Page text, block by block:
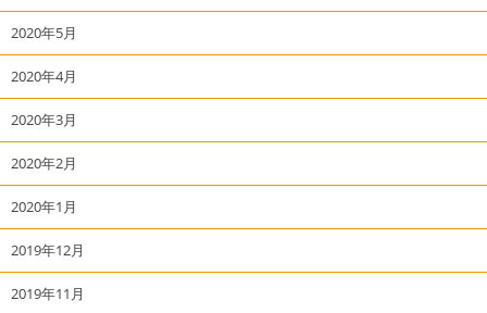
2020年5月
2020年4月
2020年3月
2020年2月
2020年1月
2019年12月
2019年11月